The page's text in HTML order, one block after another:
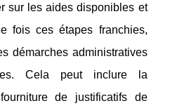
sur les aides disponibles et
fois ces étapes franchies,
démarches administratives
Cela peut inclure la
de justificatifs de